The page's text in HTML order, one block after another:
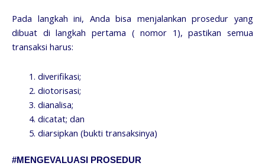
Pada langkah ini, Anda bisa menjalankan prosedur yang
dibuat di langkah pertama ( nomor 1), pastikan semua
transaksi harus:
diverifikasi;
diotorisasi;
dianalisa;
dicatat; dan
diarsipkan (bukti transaksinya)
#MENGEVALUASI PROSEDUR